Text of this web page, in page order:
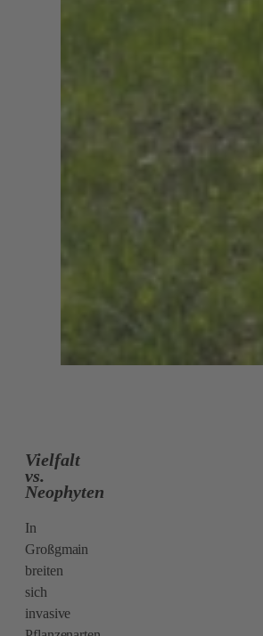
Vielfalt
vs.
Neophyten
In
Großgmain
breiten
sich
invasive